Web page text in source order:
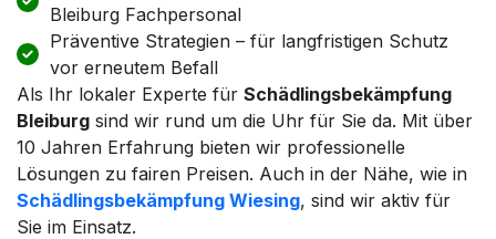
Bleiburg Fachpersonal
Präventive Strategien – für langfristigen Schutz
vor erneutem Befall
Als Ihr lokaler Experte für Schädlingsbekämpfung
Bleiburg sind wir rund um die Uhr für Sie da. Mit über
10 Jahren Erfahrung bieten wir professionelle
Lösungen zu fairen Preisen. Auch in der Nähe, wie in
Schädlingsbekämpfung Wiesing, sind wir aktiv für
Sie im Einsatz.